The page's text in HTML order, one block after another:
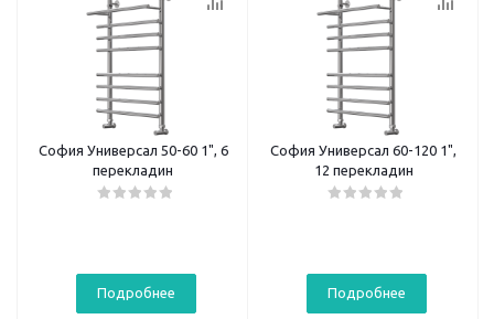
София Универсал 50-60 1", 6
перекладин
Подробнее
София Универсал 60-120 1",
12 перекладин
Подробнее